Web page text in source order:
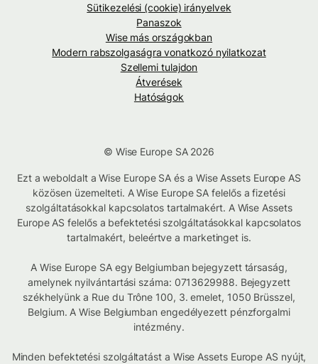
Sütikezelési (cookie) irányelvek
Panaszok
Wise más országokban
Modern rabszolgaságra vonatkozó nyilatkozat
Szellemi tulajdon
Átverések
Hatóságok
© Wise Europe SA 2026
Ezt a weboldalt a Wise Europe SA és a Wise Assets Europe AS
közösen üzemelteti. A Wise Europe SA felelős a fizetési
szolgáltatásokkal kapcsolatos tartalmakért. A Wise Assets
Europe AS felelős a befektetési szolgáltatásokkal kapcsolatos
tartalmakért, beleértve a marketinget is.
A Wise Europe SA egy Belgiumban bejegyzett társaság,
amelynek nyilvántartási száma: 0713629988. Bejegyzett
székhelyünk a Rue du Trône 100, 3. emelet, 1050 Brüsszel,
Belgium. A Wise Belgiumban engedélyezett pénzforgalmi
intézmény.
Minden befektetési szolgáltatást a Wise Assets Europe AS nyújt,